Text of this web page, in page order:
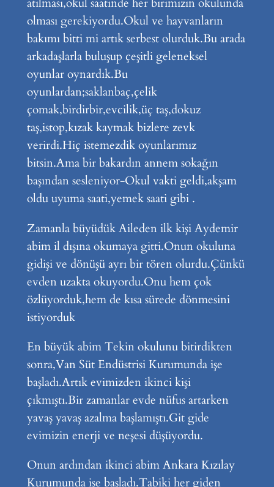
atılması,okul saatinde her birimizin okulunda
olması gerekiyordu.Okul ve hayvanların
bakımı bitti mi artık serbest olurduk.Bu arada
arkadaşlarla buluşup çeşitli geleneksel
oyunlar oynardık.Bu
oyunlardan;saklanbaç,çelik
çomak,birdirbir,evcilik,üç taş,dokuz
taş,istop,kızak kaymak bizlere zevk
verirdi.Hiç istemezdik oyunlarımız
bitsin.Ama bir bakardın annem sokağın
başından sesleniyor-Okul vakti geldi,akşam
oldu uyuma saati,yemek saati gibi .
Zamanla büyüdük Aileden ilk kişi Aydemir
abim il dışına okumaya gitti.Onun okuluna
gidişi ve dönüşü ayrı bir tören olurdu.Çünkü
evden uzakta okuyordu.Onu hem çok
özlüyorduk,hem de kısa sürede dönmesini
istiyorduk
En büyük abim Tekin okulunu bitirdikten
sonra,Van Süt Endüstrisi Kurumunda işe
başladı.Artık evimizden ikinci kişi
çıkmıştı.Bir zamanlar evde nüfus artarken
yavaş yavaş azalma başlamıştı.Git gide
evimizin enerji ve neşesi düşüyordu.
Onun ardından ikinci abim Ankara Kızılay
Kurumunda işe başladı.Tabiki her giden